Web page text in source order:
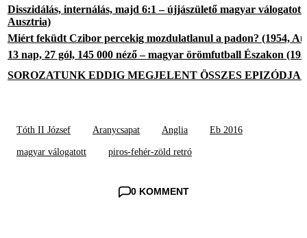
Disszidálás, internálás, majd 6:1 – újjászülető magyar válogatott
Ausztria)
Miért feküdt Czibor percekig mozdulatlanul a padon? (1954,
13 nap, 27 gól, 145 000 néző – magyar örömfutball Északon
SOROZATUNK EDDIG MEGJELENT ÖSSZES EPIZÓDJA
Tóth II József Aranycsapat Anglia Eb 2016
magyar válogatott piros-fehér-zöld retró
0 KOMMENT